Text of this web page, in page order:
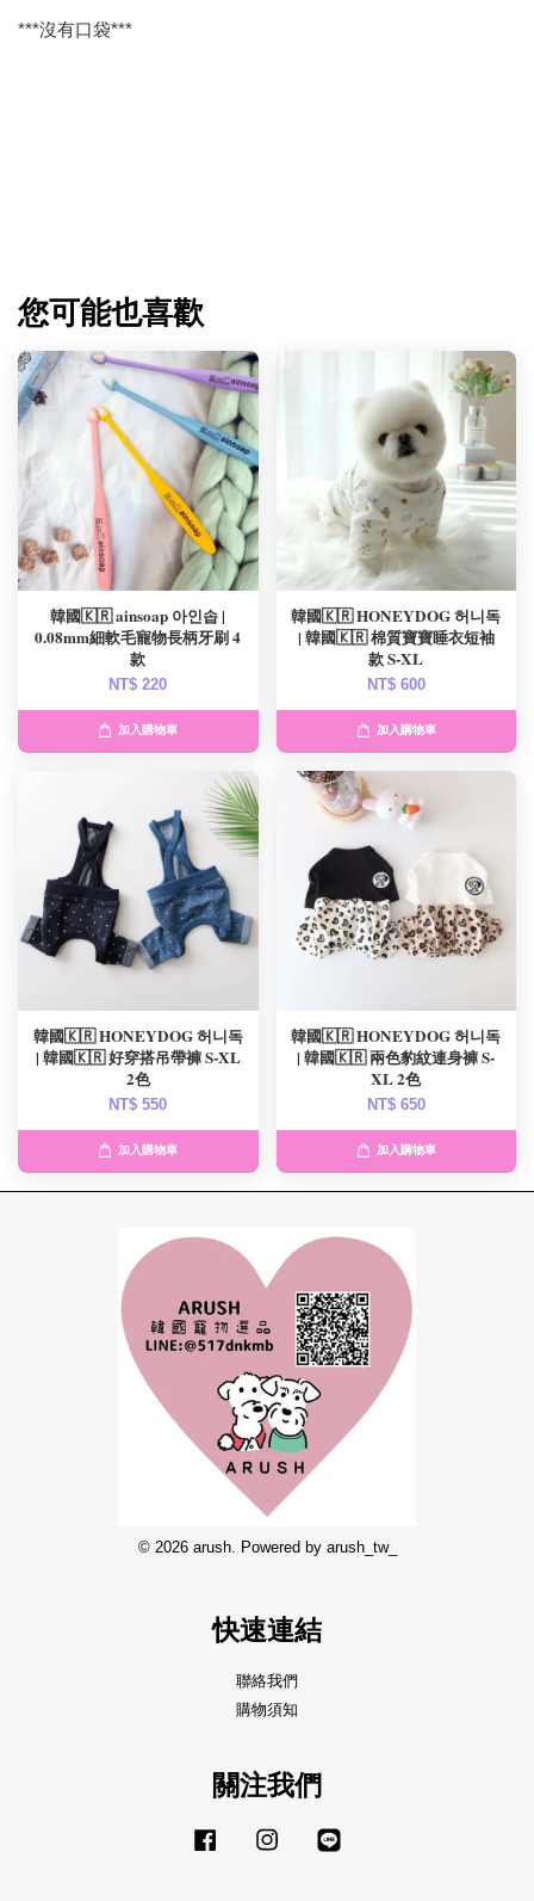
***沒有口袋***
您可能也喜歡
韓國🇰🇷 ainsoap 아인솝 |
0.08mm細軟毛寵物長柄牙刷 4
款
NT$ 220
加入購物車
韓國🇰🇷 HONEYDOG 허니독
| 韓國🇰🇷 棉質寶寶睡衣短袖
款 S-XL
NT$ 600
加入購物車
韓國🇰🇷 HONEYDOG 허니독
| 韓國🇰🇷 好穿搭吊帶褲 S-XL
2色
NT$ 550
加入購物車
韓國🇰🇷 HONEYDOG 허니독
| 韓國🇰🇷 兩色豹紋連身褲 S-
XL 2色
NT$ 650
加入購物車
© 2026 arush. Powered by arush_tw_
快速連結
聯絡我們
購物須知
關注我們
Facebook Instagram